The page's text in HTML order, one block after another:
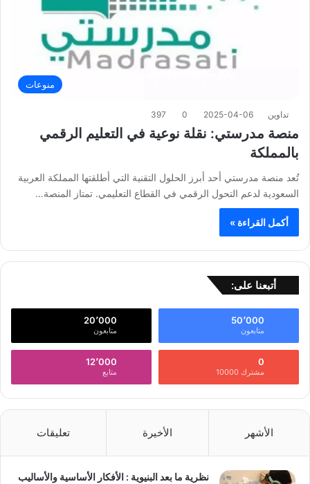
منوعات
تداوين 2025-04-06
0
397
منصة مدرستي: نقلة نوعية في التعليم الرقمي
بالمملكة
تُعد منصة مدرستي أحد أبرز الحلول التقنية التي أطلقتها المملكة العربية
السعودية لدعم التحول الرقمي في القطاع التعليمي. تمتاز المنصة…
أكمل القراءة »
أتبعنا على:
50٬000
متابعون
20٬000
متابعون
0
مشترك 10000
12٬000
متابع
الأشهر الأخيرة تعليقات
نظرية ما بعد البنيوية : الأفكار الأساسية والأساليب